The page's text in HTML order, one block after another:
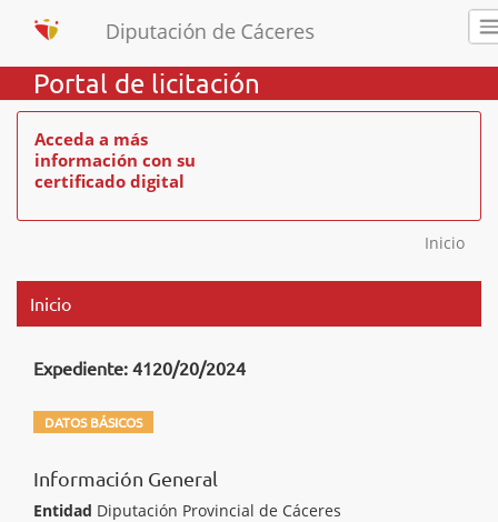
Portal de licitación
Acceda a más
información con su
certificado digital
Inicio
Inicio
Expediente: 4120/20/2024
DATOS BÁSICOS
Información General
Entidad Diputación Provincial de Cáceres